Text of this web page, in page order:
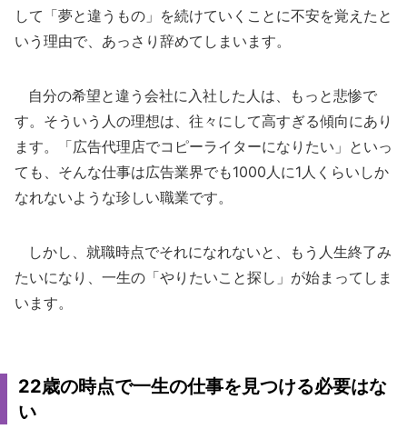
して「夢と違うもの」を続けていくことに不安を覚えたと
いう理由で、あっさり辞めてしまいます。
自分の希望と違う会社に入社した人は、もっと悲惨で
す。そういう人の理想は、往々にして高すぎる傾向にあり
ます。「広告代理店でコピーライターになりたい」といっ
ても、そんな仕事は広告業界でも1000人に1人くらいしか
なれないような珍しい職業です。
しかし、就職時点でそれになれないと、もう人生終了み
たいになり、一生の「やりたいこと探し」が始まってしま
います。
22歳の時点で一生の仕事を見つける必要はな
い